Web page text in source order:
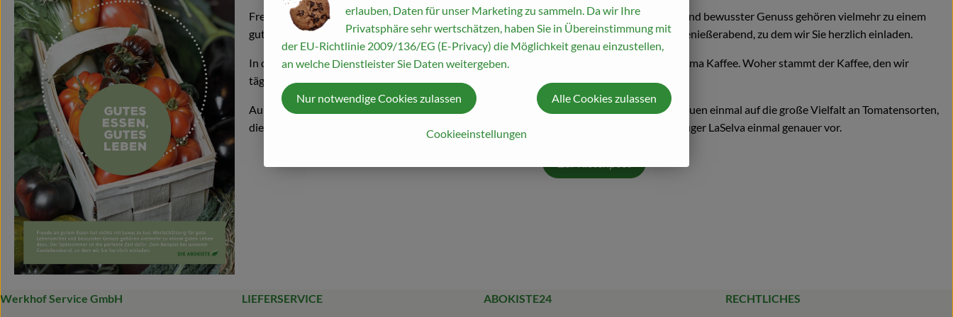
Freude an gutem Essen hat nichts mit Luxus zu tun. Wertschätzung für gute Lebensmittel und bewusster Genuss gehören vielmehr zu einem
guten Leben dazu. Der Spätsommer ist die perfekte Zeit dafür. Zum Beispiel bei unserem Genießerabend, zu dem wir Sie herzlich einladen.
In dieser Ausgabe unserer Kistenpost erwartet Sie zudem eine kleine Warenkunde zum Thema Kaffee. Woher stammt der Kaffee, den wir
täglich trinken? Wie wird er angebaut, geerntet und geröstet?
Außerdem bereitet uns unsere Kollegin Simone Kah ein leckeres Pasta-Rezept vor, wir schauen einmal auf die große Vielfalt an Tomatensorten,
die in unserer Gärtnerei angebaut werden und wir stellen Ihnen den italienischen Bio-Erzeuger LaSelva einmal genauer vor.
Werkhof Service GmbH
LIEFERSERVICE
ABOKISTE24
RECHTLICHES
erlauben, Daten für unser Marketing zu sammeln. Da wir Ihre
Privatsphäre sehr wertschätzen, haben Sie in Übereinstimmung mit
der EU-Richtlinie 2009/136/EG (E-Privacy) die Möglichkeit genau einzustellen,
an welche Dienstleister Sie Daten weitergeben.
Cookieeinstellungen
Nur notwendige Cookies zulassen Alle Cookies zulassen